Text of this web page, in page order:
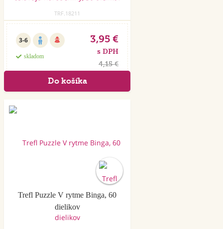
TRF.18211
3-6
skladom
3,95 €
s DPH
4,15 €
Trefl Puzzle V rytme Binga, 60
dielikov